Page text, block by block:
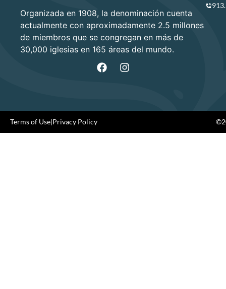
Organizada en 1908, la denominación cuenta
actualmente con aproximadamente 2.5 millones
de miembros que se congregan en más de
30,000 iglesias en 165 áreas del mundo.
Terms of Use|Privacy Policy